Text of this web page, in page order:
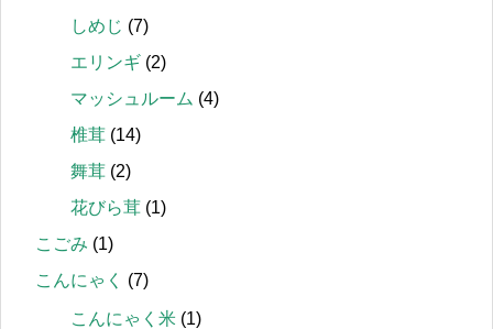
しめじ (7)
エリンギ (2)
マッシュルーム (4)
椎茸 (14)
舞茸 (2)
花びら茸 (1)
こごみ (1)
こんにゃく
(7)
こんにゃく米 (1)